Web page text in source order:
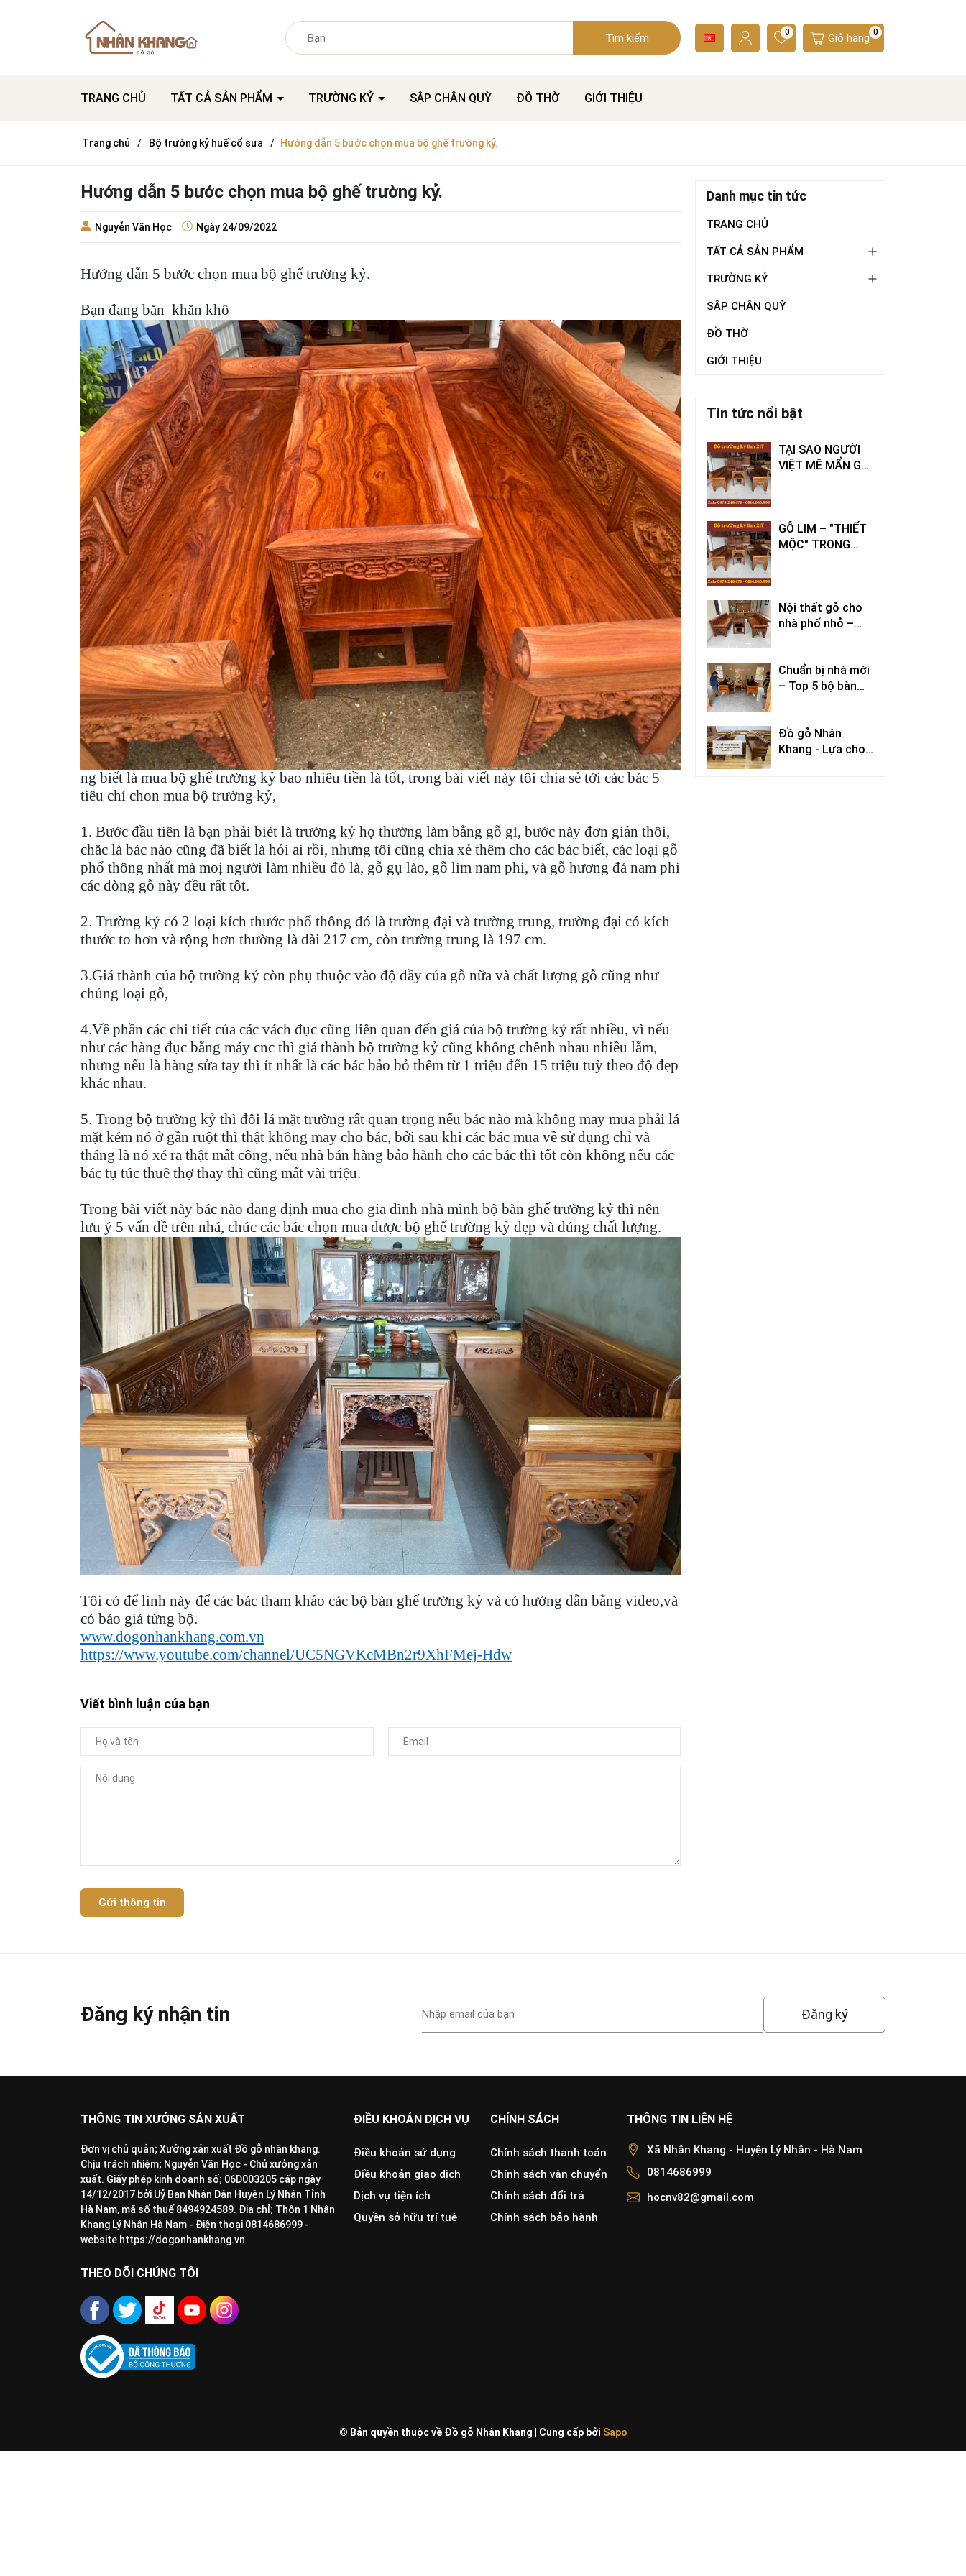
Tìm kiếm 0 Giỏ hàng 0
TRANG CHỦ TẤT CẢ SẢN PHẨM TRƯỜNG KỶ SẬP CHÂN QUỲ ĐỒ THỜ GIỚI THIỆU
Trang chủ Bộ trường kỷ huế cổ sưa Hướng dẫn 5 bước chọn mua bộ ghế trường kỷ.
Hướng dẫn 5 bước chọn mua bộ ghế trường kỷ.
Nguyễn Văn Học Ngày 24/09/2022
Hướng dẫn 5 bước chọn mua bộ ghế trường kỷ.
Bạn đang băn khăn khô
ng biết là mua bộ ghế trường kỷ bao nhiêu tiền là tốt, trong bài viết này tôi chia sẻ tới các bác 5
tiêu chí chon mua bộ trường kỷ,
1. Bước đầu tiên là bạn phải biét là trường kỷ họ thường làm bằng gỗ gì, bước này đơn giản thôi,
chăc là bác nào cũng đã biết là hỏi ai rồi, nhưng tôi cũng chia xẻ thêm cho các bác biết, các loại gỗ
phổ thông nhất mà moị người làm nhiều đó là, gỗ gụ lào, gỗ lim nam phi, và gỗ hương đá nam phi
các dòng gỗ này đều rất tôt.
2. Trường kỷ có 2 loại kích thước phổ thông đó là trường đại và trường trung, trường đại có kích
thước to hơn và rộng hơn thường là dài 217 cm, còn trường trung là 197 cm.
3.Giá thành của bộ trường kỷ còn phụ thuộc vào độ dầy của gỗ nữa và chất lượng gỗ cũng như
chủng loại gỗ,
4.Về phần các chi tiết của các vách đục cũng liên quan đến giá của bộ trường kỷ rất nhiều, vì nếu
như các hàng đục bằng máy cnc thì giá thành bộ trường kỷ cũng không chênh nhau nhiều lắm,
nhưng nếu là hàng sửa tay thì ít nhất là các bác bảo bỏ thêm từ 1 triệu đến 15 triệu tuỳ theo độ đẹp
khác nhau.
5. Trong bộ trường kỷ thì đôi lá mặt trường rất quan trọng nếu bác nào mà không may mua phải lá
mặt kém nó ở gần ruột thì thật không may cho bác, bởi sau khi các bác mua về sử dụng chỉ và
tháng là nó xé ra thật mất công, nếu nhà bán hàng bảo hành cho các bác thì tốt còn không nếu các
bác tụ túc thuê thợ thay thì cũng mất vài triệu.
Trong bài viết này bác nào đang định mua cho gia đình nhà mình bộ bàn ghế trường kỷ thì nên
lưu ý 5 vấn đề trên nhá, chúc các bác chọn mua được bộ ghế trường kỷ đẹp và đúng chất lượng.
Tôi có để linh này để các bác tham khảo các bộ bàn ghế trường kỷ và có hướng dẫn bằng video,và
có báo giá từng bộ.
www.dogonhankhang.com.vn
https://www.youtube.com/channel/UC5NGVKcMBn2r9XhFMej-Hdw
Viết bình luận của bạn
Gửi thông tin
Danh mục tin tức
TRANG CHỦ
TẤT CẢ SẢN PHẨM
TRƯỜNG KỶ
SẬP CHÂN QUỲ
ĐỒ THỜ
GIỚI THIỆU
Tin tức nổi bật
TẠI SAO NGƯỜI
VIỆT MÊ MẨN GỖ
PHÒNG KHÁCH
BỀN ĐẸP, TIẾT
GỖ LIM – "THIẾT
MỘC" TRONG
SĂN ĐÓN?
Nội thất gỗ cho
nhà phố nhỏ –
mà vẫn đẹp?
Chuẩn bị nhà mới
– Top 5 bộ bàn
trước Tết
Đồ gỗ Nhân
Khang - Lựa chọn
Đăng ký nhận tin Đăng ký
THÔNG TIN XƯỞNG SẢN XUẤT
Đơn vị chủ quản; Xưởng xản xuất Đồ gỗ nhân khang.
Chịu trách nhiệm; Nguyễn Văn Học - Chủ xưởng xản
xuất. Giấy phép kinh doanh số; 06D003205 cấp ngày
14/12/2017 bởi Uỷ Ban Nhân Dân Huyện Lý Nhân Tỉnh
Hà Nam, mã số thuế 8494924589. Địa chỉ; Thôn 1 Nhân
Khang Lý Nhân Hà Nam - Điện thoại 0814686999 -
website https://dogonhankhang.vn
THEO DÕI CHÚNG TÔI
ĐIỀU KHOẢN DỊCH VỤ
Điều khoản sử dụng
Điều khoản giao dịch
Dịch vụ tiện ích
Quyền sở hữu trí tuệ
CHÍNH SÁCH
Chính sách thanh toán
Chính sách vận chuyển
Chính sách đổi trả
Chính sách bảo hành
THÔNG TIN LIÊN HỆ
Xã Nhân Khang - Huyện Lý Nhân - Hà Nam
0814686999
hocnv82@gmail.com
© Bản quyền thuộc về Đồ gỗ Nhân Khang Cung cấp bởi Sapo